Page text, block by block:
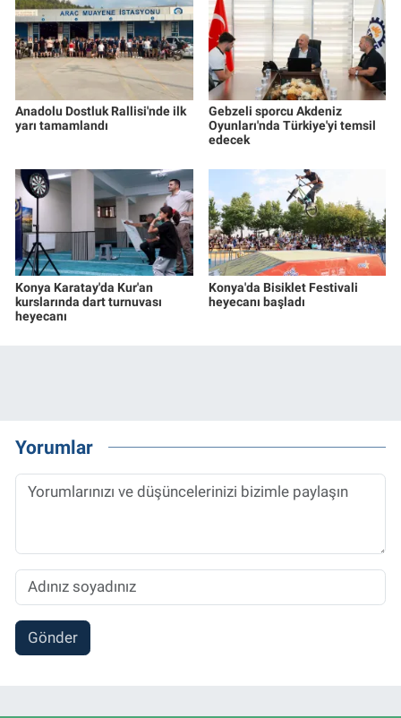
Anadolu Dostluk Rallisi'nde ilk
yarı tamamlandı
Gebzeli sporcu Akdeniz
Oyunları'nda Türkiye'yi temsil
edecek
Konya Karatay'da Kur'an
kurslarında dart turnuvası
heyecanı
Konya'da Bisiklet Festivali
heyecanı başladı
Yorumlar
Gönder